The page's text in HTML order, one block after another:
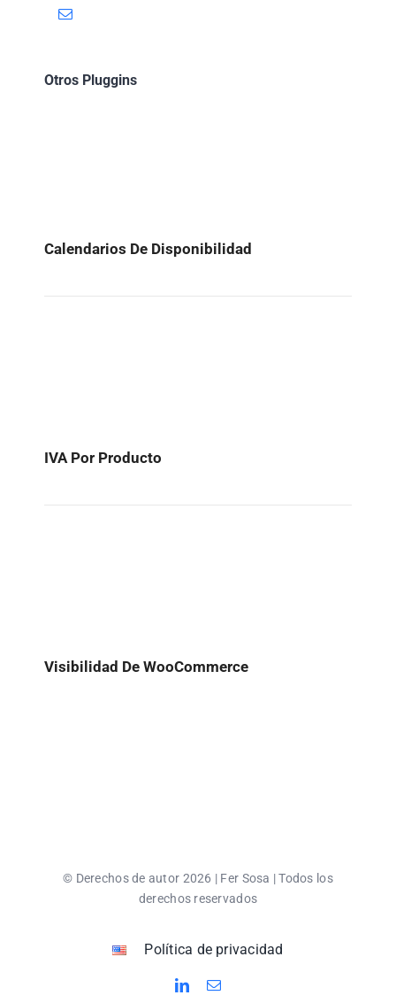
Otros Pluggins
Calendarios De Disponibilidad
IVA Por Producto
Visibilidad De WooCommerce
© Derechos de autor 2026 | Fer Sosa | Todos los
derechos reservados
Política de privacidad